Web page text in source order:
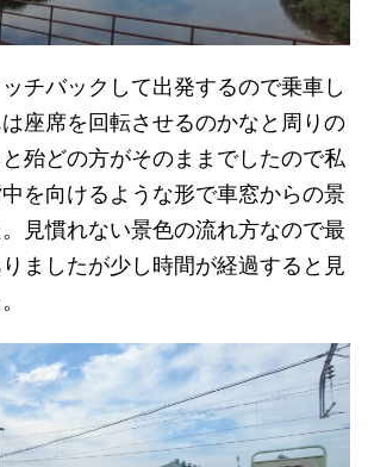
チバックして出発するので乗車し
座席を回転させるのかなと周りの
殆どの方がそのままでしたので私
を向けるような形で車窓からの景
見慣れない景色の流れ方なので最
ましたが少し時間が経過すると見